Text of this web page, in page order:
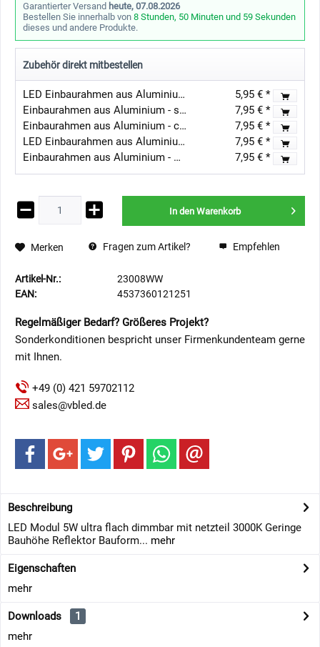
Garantierter Versand heute, 07.08.2026
Bestellen Sie innerhalb von 8 Stunden, 50 Minuten und 59 Sekunden
dieses und andere Produkte.
Zubehör direkt mitbestellen
LED Einbaurahmen aus Aluminium - weiß - eckig - glänzend - schwenkbar
5,95 € *
Einbaurahmen aus Aluminium - silber Optik - rund - gebürstet - schwenkbar
7,95 € *
Einbaurahmen aus Aluminium - chrom Optik - rund - glänzend - schwenkbar
7,95 € *
LED Einbaurahmen aus Aluminium - silber - eckig - gebürstet - schwenkbar
7,95 € *
Einbaurahmen aus Aluminium - weiße Optik - rund - glänzend - schwenkbar
7,95 € *
In den Warenkorb
Merken Fragen zum Artikel? Empfehlen
Artikel-Nr.:
23008WW
EAN:
4537360121251
Regelmäßiger Bedarf? Größeres Projekt?
Sonderkonditionen bespricht unser Firmenkundenteam gerne
mit Ihnen.
+49 (0) 421 59702112
sales@vbled.de
Beschreibung
LED Modul 5W ultra flach dimmbar mit netzteil 3000K Geringe
Bauhöhe Reflektor Bauform... mehr
Eigenschaften
mehr
Downloads
1
mehr